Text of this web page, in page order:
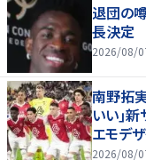
退団の
長決定
2026/08/
南野拓
いい｣新
エモデ
2026/08/